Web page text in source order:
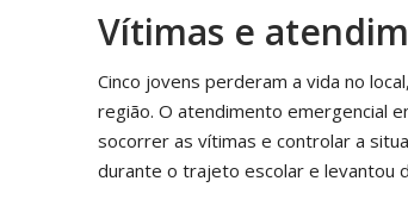
Vítimas e
Cinco jovens perderam a vida no
região. O atendimento emergencial
socorrer as vítimas e controlar a
durante o trajeto escolar e levantou